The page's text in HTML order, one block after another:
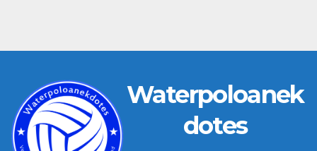
Waterpoloanek
dotes